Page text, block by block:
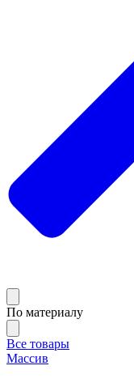
По материалу
Все товары
Массив